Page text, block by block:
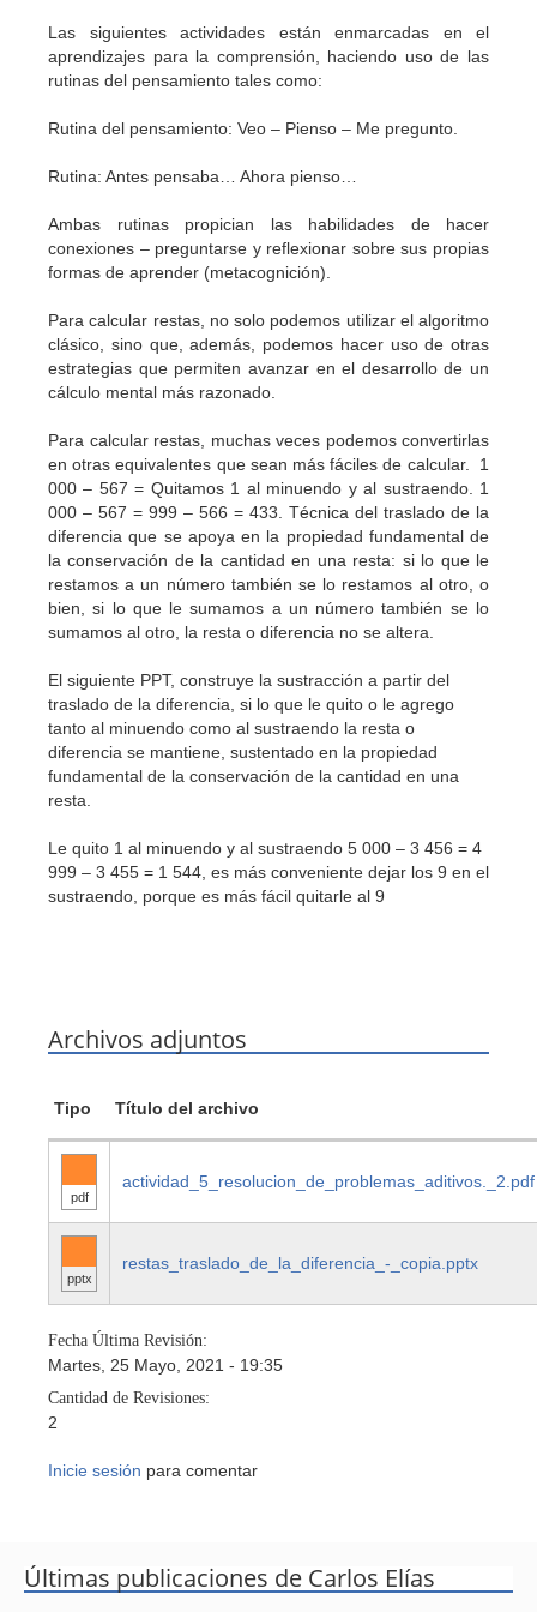
Las siguientes actividades están enmarcadas en el
aprendizajes para la comprensión, haciendo uso de las
rutinas del pensamiento tales como:
Rutina del pensamiento: Veo – Pienso – Me pregunto.
Rutina: Antes pensaba… Ahora pienso…
Ambas rutinas propician las habilidades de hacer
conexiones – preguntarse y reflexionar sobre sus propias
formas de aprender (metacognición).
Para calcular restas, no solo podemos utilizar el algoritmo
clásico, sino que, además, podemos hacer uso de otras
estrategias que permiten avanzar en el desarrollo de un
cálculo mental más razonado.
Para calcular restas, muchas veces podemos convertirlas
en otras equivalentes que sean más fáciles de calcular. 1
000 – 567 = Quitamos 1 al minuendo y al sustraendo. 1
000 – 567 = 999 – 566 = 433. Técnica del traslado de la
diferencia que se apoya en la propiedad fundamental de
la conservación de la cantidad en una resta: si lo que le
restamos a un número también se lo restamos al otro, o
bien, si lo que le sumamos a un número también se lo
sumamos al otro, la resta o diferencia no se altera.
El siguiente PPT, construye la sustracción a partir del
traslado de la diferencia, si lo que le quito o le agrego
tanto al minuendo como al sustraendo la resta o
diferencia se mantiene, sustentado en la propiedad
fundamental de la conservación de la cantidad en una
resta.
Le quito 1 al minuendo y al sustraendo 5 000 – 3 456 = 4
999 – 3 455 = 1 544, es más conveniente dejar los 9 en el
sustraendo, porque es más fácil quitarle al 9
Archivos adjuntos
Tipo Título del archivo
pdf
actividad_5_resolucion_de_problemas_aditivos._2.pdf
pptx
restas_traslado_de_la_diferencia_-_copia.pptx
Fecha Última Revisión:
Martes, 25 Mayo, 2021 - 19:35
Cantidad de Revisiones:
2
Inicie sesión para comentar
Últimas publicaciones de Carlos Elías